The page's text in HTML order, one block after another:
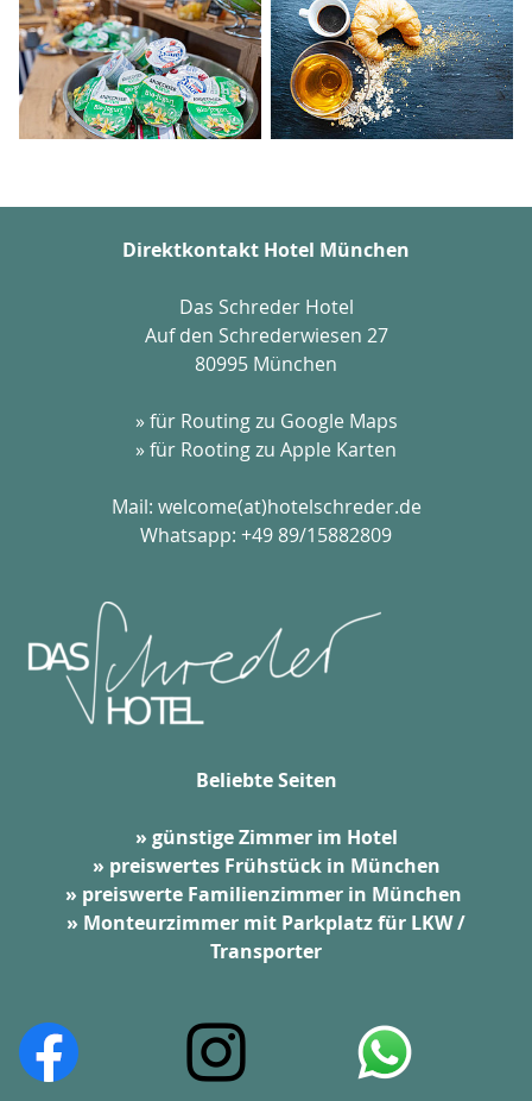
Direktkontakt Hotel München
Das Schreder Hotel
Auf den Schrederwiesen 27
80995 München
» für Routing zu Google Maps
» für Rooting zu Apple Karten
Mail: welcome(at)hotelschreder.de
Whatsapp: +49 89/15882809
Beliebte Seiten
» günstige Zimmer im Hotel
» preiswertes Frühstück in München
» preiswerte Familienzimmer in München
» Monteurzimmer mit Parkplatz für LKW /
Transporter